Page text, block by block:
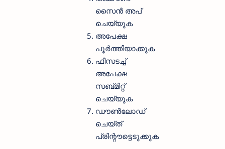
സൈൻ അപ്
ചെയ്യുക
അപേക്ഷ
പൂർത്തിയാക്കുക
ഫീസടച്ച്
അപേക്ഷ
സബ്മിറ്റ്
ചെയ്യുക
ഡൗൺലോഡ്
ചെയ്ത്
പ്രിന്റൗട്ടെടുക്കുക